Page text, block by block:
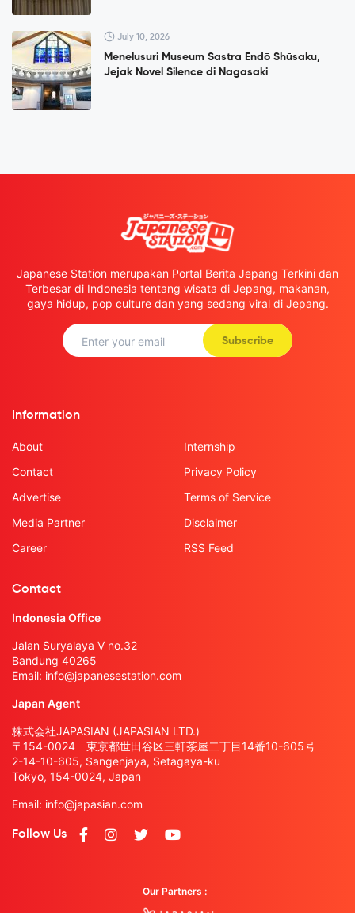
July 10, 2026
Menelusuri Museum Sastra Endō Shūsaku,
Jejak Novel Silence di Nagasaki
Japanese Station merupakan Portal Berita Jepang Terkini dan
Terbesar di Indonesia tentang wisata di Jepang, makanan,
gaya hidup, pop culture dan yang sedang viral di Jepang.
Subscribe
Information
About
Contact
Advertise
Media Partner
Career
Internship
Privacy Policy
Terms of Service
Disclaimer
RSS Feed
Contact
Indonesia Office
Jalan Suryalaya V no.32
Bandung 40265
Email: info@japanesestation.com
Japan Agent
株式会社JAPASIAN (JAPASIAN LTD.)
〒154-0024 東京都世田谷区三軒茶屋二丁目14番10-605号
2-14-10-605, Sangenjaya, Setagaya-ku
Tokyo, 154-0024, Japan
Email: info@japasian.com
Follow Us
Our Partners :